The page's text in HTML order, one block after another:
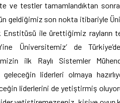
ve testler tamamlandıktan
geldiğimiz son nokta itibariyle
Enstitüsü ile ürettiğimiz rayların
Üniversitemiz’ de
ilk Raylı Sistemler
liderleri olmaya
liderlerini de yetiştirmiş